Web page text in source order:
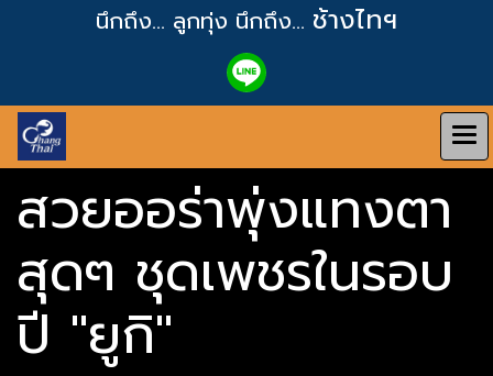
นึกถึง... ลูกทุ่ง นึกถึง... ช้างไทฯ
สวยออร่าพุ่งแทงตา
สุดๆ ชุดเพชรในรอบ
ปี "ยูกิ"